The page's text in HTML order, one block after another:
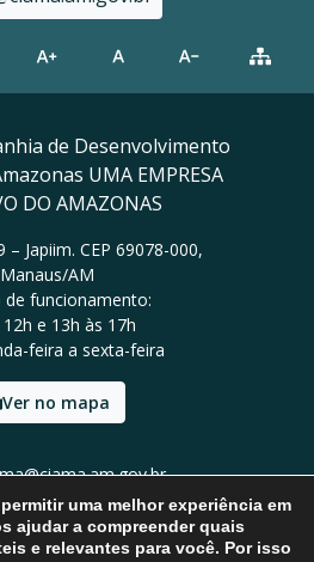
de Desenvolvimento
UMA EMPRESA
DO AMAZONAS
– Japiim. CEP 69078-000,
Manaus/AM
de funcionamento:
e 13h às 17h
feira a sexta-feira
Ver no mapa
(92) 2123 9999uma melhor experiência em
ajudar a compreender quais
e relevantes para você. Por isso